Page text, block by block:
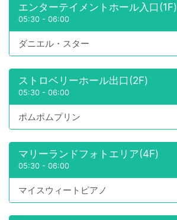
エンターテイメントホール入口(1F)
05:30 - 06:00
ダニエル・スター
ストロベリーホール出口(2F)
05:30 - 06:00
ポムポムプリン
マリーランドフォトエリア(4F)
05:30 - 06:00
マイスウィートピアノ